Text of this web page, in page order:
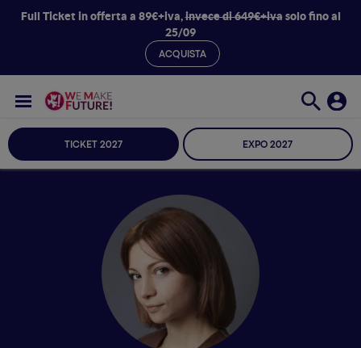
Full Ticket in offerta a 89€+iva,invece di 649€+ivasolo fino al
25/09
ACQUISTA
TICKET 2027 EXPO 2027